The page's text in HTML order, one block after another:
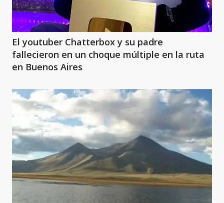
El youtuber Chatterbox y su padre
fallecieron en un choque múltiple en la ruta
en Buenos Aires